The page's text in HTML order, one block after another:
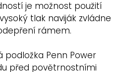
je možnost použití
tlak naviják zvládne
rámem.
podložka Penn Power
před povětrnostními